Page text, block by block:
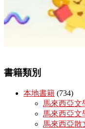
書籍類別
本地書籍 (734)
馬來西亞文
馬來西亞文
馬來西亞散